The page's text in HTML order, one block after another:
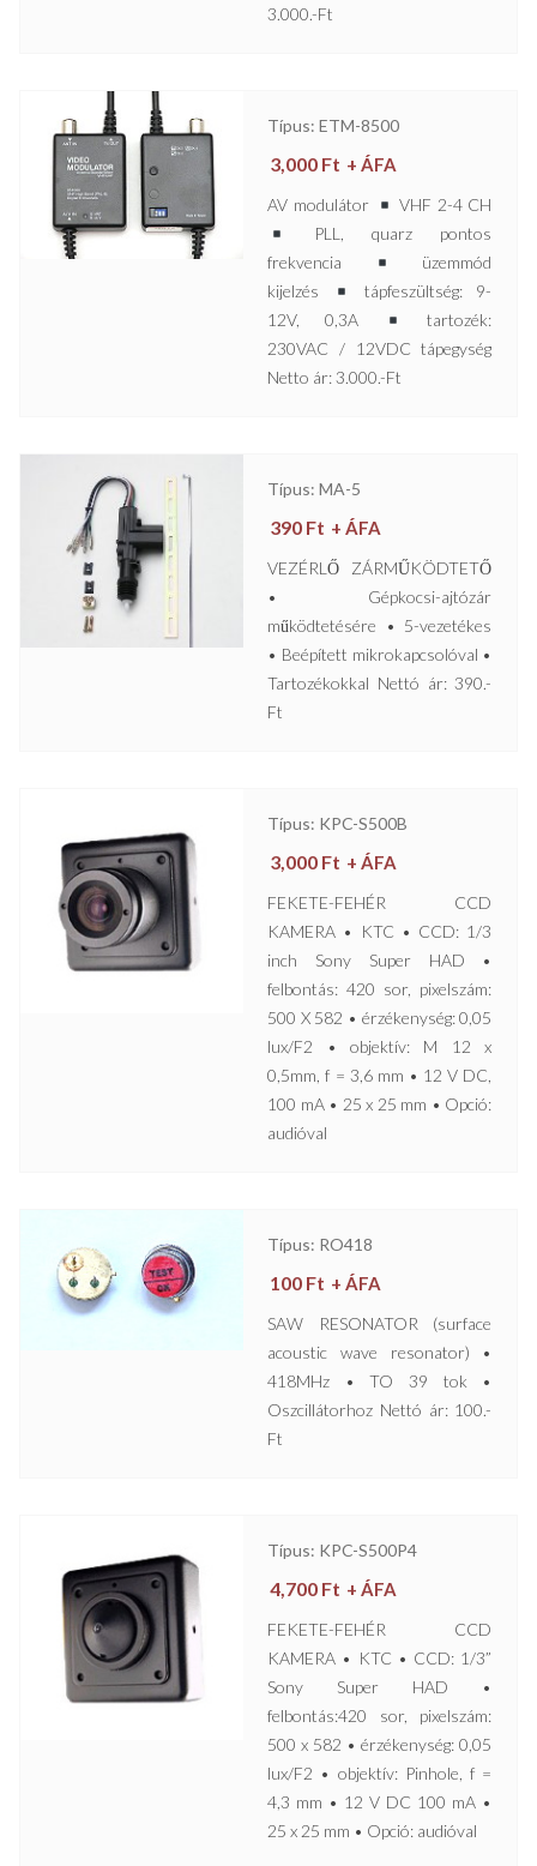
3.000.-Ft
Típus: ETM-8500
3,000 Ft + ÁFA
AV modulátor
VHF 2-4 CH
PLL, quarz pontos
frekvencia
üzemmód
kijelzés
tápfeszültség: 9-
12V, 0,3A
tartozék:
230VAC / 12VDC tápegység
Netto ár: 3.000.-Ft
Típus: MA-5
390 Ft + ÁFA
VEZÉRLŐ ZÁRMŰKÖDTETŐ
• Gépkocsi-ajtózár
működtetésére • 5-vezetékes
• Beépített mikrokapcsolóval •
Tartozékokkal Nettó ár: 390.-
Ft
Típus: KPC-S500B
3,000 Ft + ÁFA
FEKETE-FEHÉR CCD
KAMERA • KTC • CCD: 1/3
inch Sony Super HAD •
felbontás: 420 sor, pixelszám:
500 X 582 • érzékenység: 0,05
lux/F2 • objektív: M 12 x
0,5mm, f = 3,6 mm • 12 V DC,
100 mA • 25 x 25 mm • Opció:
audióval
Típus: RO418
100 Ft + ÁFA
SAW RESONATOR (surface
acoustic wave resonator) •
418MHz • TO 39 tok •
Oszcillátorhoz Nettó ár: 100.-
Ft
Típus: KPC-S500P4
4,700 Ft + ÁFA
FEKETE-FEHÉR CCD
KAMERA • KTC • CCD: 1/3”
Sony Super HAD •
felbontás:420 sor, pixelszám:
500 x 582 • érzékenység: 0,05
lux/F2 • objektív: Pinhole, f =
4,3 mm • 12 V DC 100 mA •
25 x 25 mm • Opció: audióval